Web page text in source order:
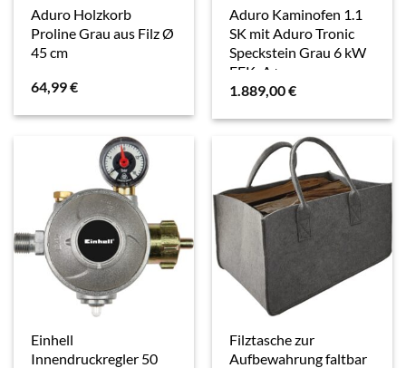
Aduro Holzkorb
Proline Grau aus Filz Ø
45 cm
64,99€
Aduro Kaminofen 1.1
SK mit Aduro Tronic
Speckstein Grau 6 kW
EEK: A+
1.889,00€
Einhell
Innendruckregler 50
Filztasche zur
Aufbewahrung faltbar